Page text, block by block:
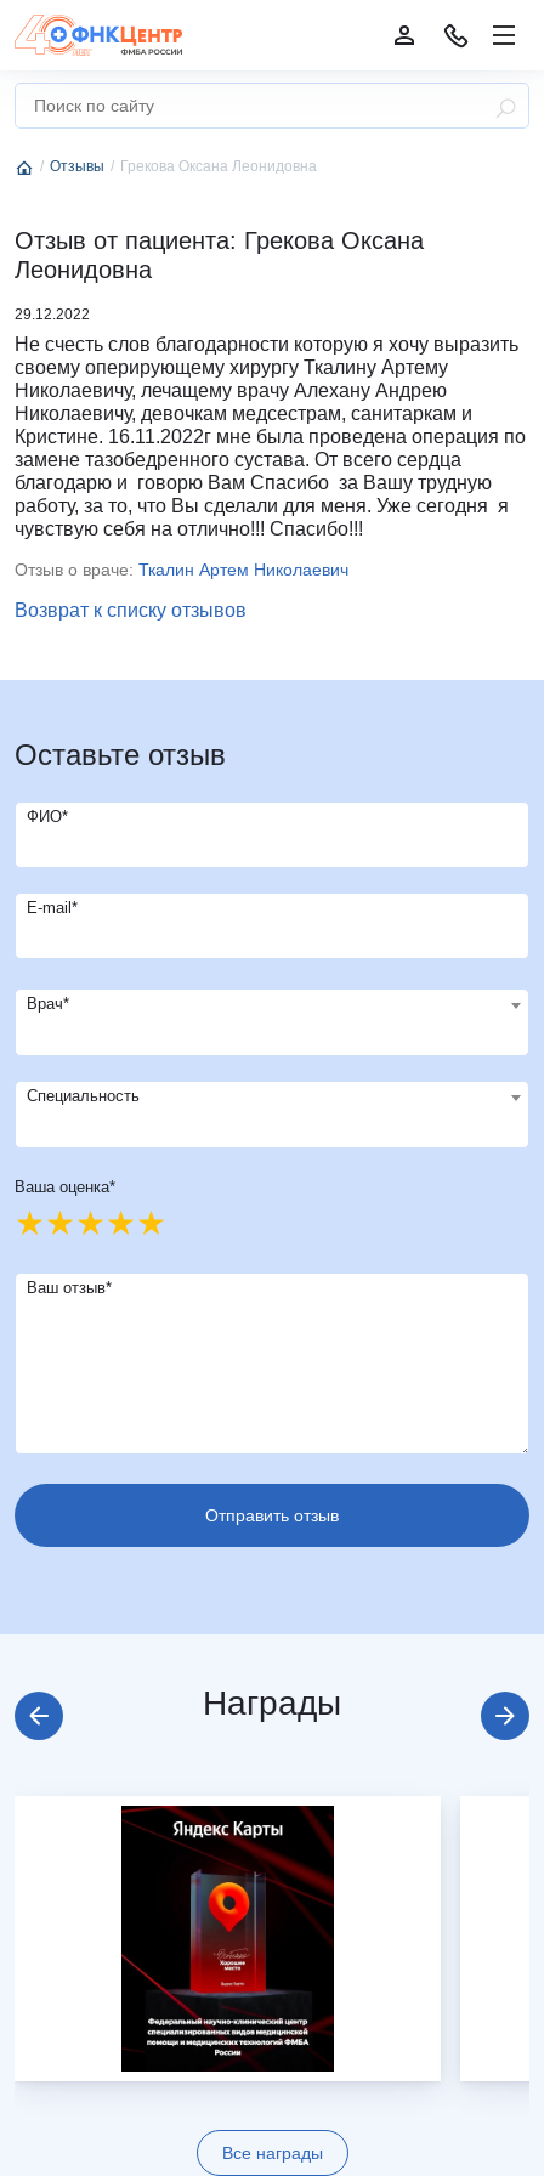
Отзывы Грекова Оксана Леонидовна
Отзыв от пациента: Грекова Оксана
Леонидовна
29.12.2022
Не счесть слов благодарности которую я хочу выразить
своему оперирующему хирургу Ткалину Артему
Николаевичу, лечащему врачу Алехану Андрею
Николаевичу, девочкам медсестрам, санитаркам и
Кристине. 16.11.2022г мне была проведена операция по
замене тазобедренного сустава. От всего сердца
благодарю и говорю Вам Спасибо за Вашу трудную
работу, за то, что Вы сделали для меня. Уже сегодня я
чувствую себя на отлично!!! Спасибо!!!
Отзыв о враче: Ткалин Артем Николаевич
Возврат к списку отзывов
Оставьте отзыв
ФИО*
E-mail*
Врач*
Специальность
Ваша оценка*
Ваш отзыв*
Награды
Все награды